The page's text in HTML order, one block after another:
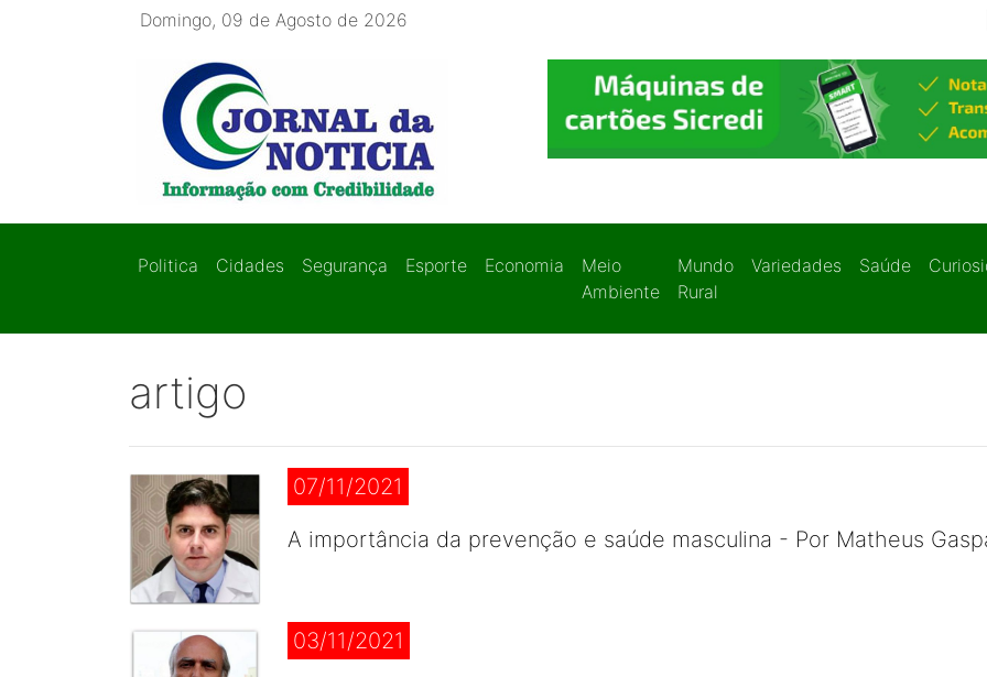
Domingo, 09 de Agosto de 2026
Politica Cidades Segurança Esporte Economia
Meio
Ambiente
Mundo
Rural
Variedades Saúde
artigo
07/11/2021
A importância da prevenção e saúde masculina - Por Matheus
03/11/2021